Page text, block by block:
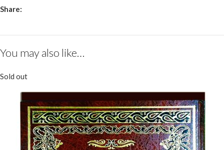
Share:
You may also like…
Sold out